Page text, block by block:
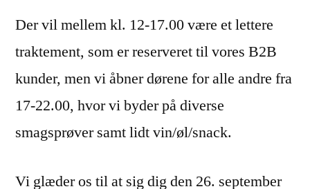
Der vil mellem kl. 12-17.00 være et lettere
traktement, som er reserveret til vores B2B
kunder, men vi åbner dørene for alle andre fra
17-22.00, hvor vi byder på diverse
smagsprøver samt lidt vin/øl/snack.
Vi glæder os til at sig dig den 26. september